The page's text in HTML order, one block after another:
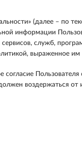
(далее – по
информации
служб,
выраженное
согласие
воздержаться от